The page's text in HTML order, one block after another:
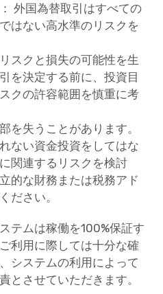
外国為替取引はすべての
はない高水準のリスクを
スクと損失の可能性を生
を決定する前に、投資目
クの許容範囲を慎重に考
を失うことがあります。
ない資金投資をしてはな
関連するリスクを検討
的な財務または税務アド
ださい。
テムは稼働を100%保証す
利用に際しては十分な確
システムの利用によって
とさせていただきます。